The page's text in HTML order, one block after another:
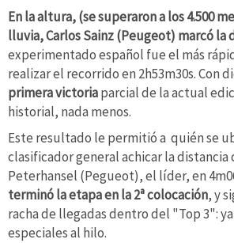
En la altura, (se superaron a los 4.500
lluvia, Carlos Sainz (Peugeot) marcó la
experimentado español fue el más
realizar el recorrido en 2h53m30s. Con
primera victoriaparcial de la actual
historial, nada menos.
Este resultado le permitió a quién se
clasificador general achicar la distancia
Peterhansel (Pegueot), el líder, en
terminó la etapa en la 2ª colocación, y
racha de llegadas dentro del "Top 3":
especiales al hilo.